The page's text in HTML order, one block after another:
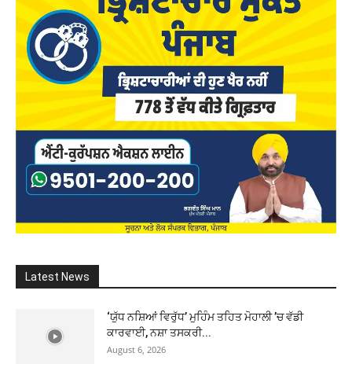
Latest News
‘ਯੁੱਧ ਨਸ਼ਿਆਂ ਵਿਰੁੱਧ’ ਮੁਹਿੰਮ ਤਹਿਤ ਮੋਹਾਲੀ ’ਚ ਵੱਡੀ
ਕਾਰਵਾਈ, ਨਸ਼ਾ ਤਸਕਰੀ...
August 6, 2026